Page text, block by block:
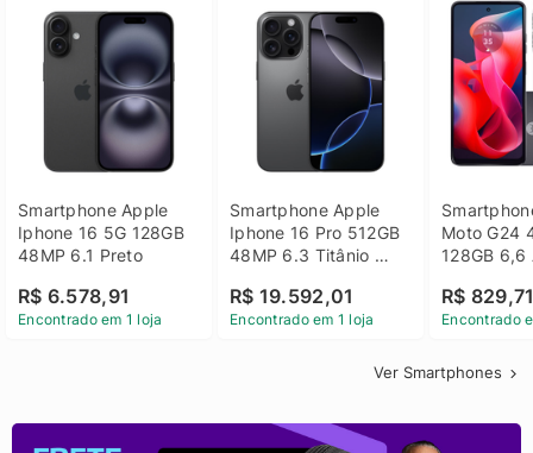
Smartphone Apple
Iphone 16 5G 128GB
48MP 6.1 Preto
R$ 6.578,91
Encontrado em 1 loja
Smartphone Apple
Iphone 16 Pro 512GB
48MP 6.3 Titânio
R$ 19.592,01
Encontrado em 1 loja
Moto G24
128GB 6,6
R$
Encontrado
Ver Smartphones